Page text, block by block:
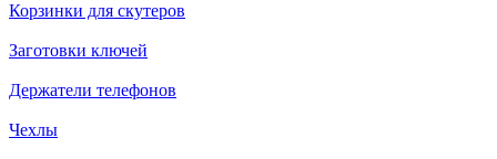
Корзинки для скутеров
Заготовки ключей
Держатели телефонов
Чехлы